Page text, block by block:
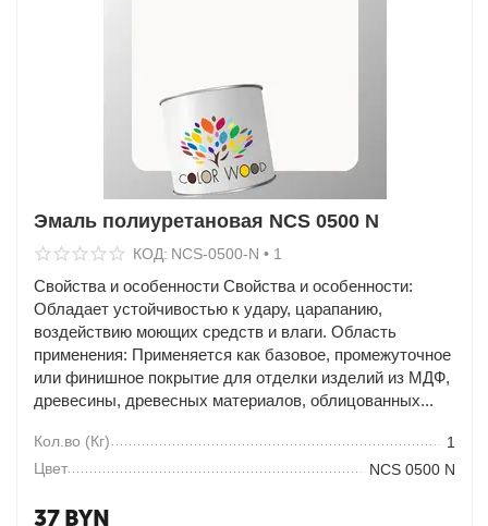
Эмаль полиуретановая NCS 0500 N
КОД: NCS-0500-N • 1
Свойства и особенности Свойства и особенности:
Обладает устойчивостью к удару, царапанию,
воздействию моющих средств и влаги. Область
применения: Применяется как базовое, промежуточное
или финишное покрытие для отделки изделий из МДФ,
древесины, древесных материалов, облицованных...
Кол.во (Кг)
1
Цвет
NCS 0500 N
37 BYN